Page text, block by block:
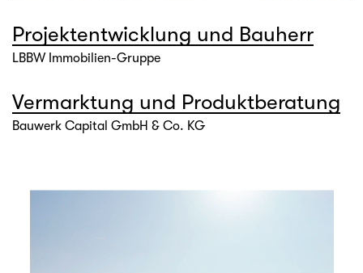
Projektentwicklung und Bauherr
LBBW Immobilien-Gruppe
Vermarktung und Produktberatung
Bauwerk Capital GmbH & Co. KG